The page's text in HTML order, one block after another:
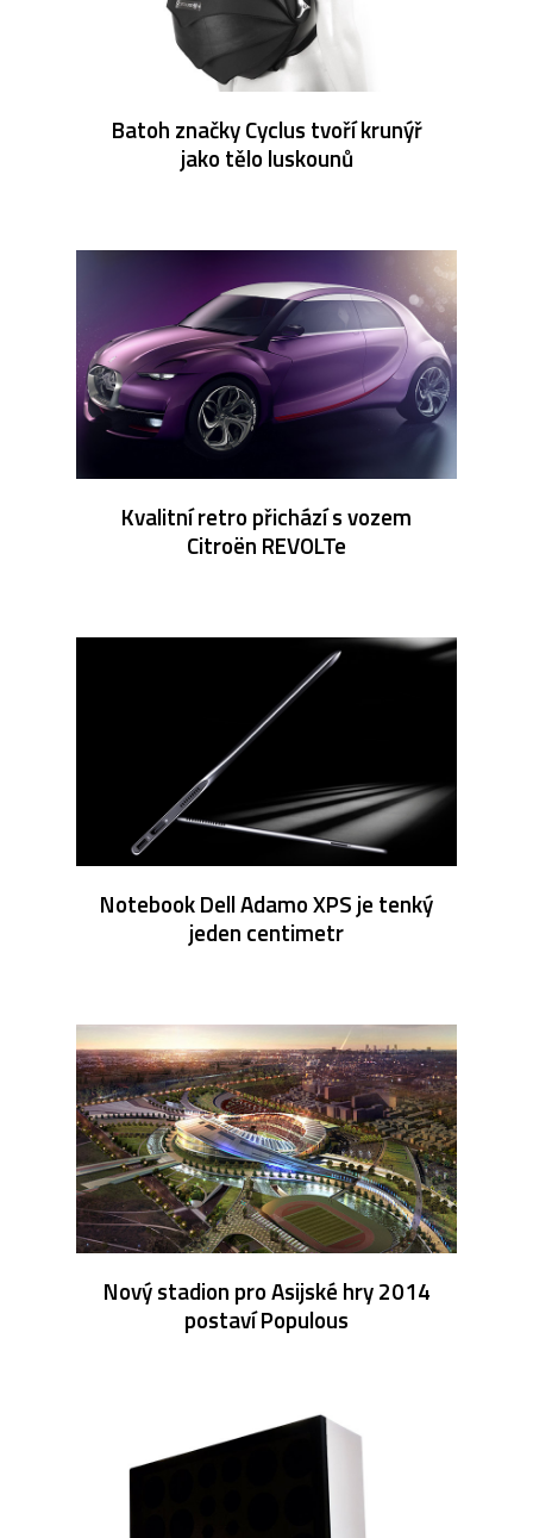
Batoh značky Cyclus tvoří krunýř
jako tělo luskounů
Kvalitní retro přichází s vozem
Citroën REVOLTe
Notebook Dell Adamo XPS je tenký
jeden centimetr
Nový stadion pro Asijské hry 2014
postaví Populous